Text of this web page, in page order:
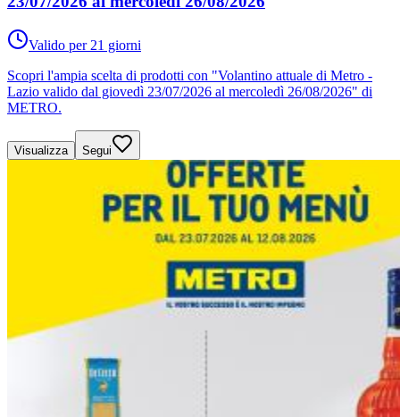
Valido per 21 giorni
Scopri l'ampia scelta di prodotti con "Volantino attuale di Metro -
Lazio valido dal giovedì 23/07/2026 al mercoledì 26/08/2026" di
METRO.
Visualizza Segui